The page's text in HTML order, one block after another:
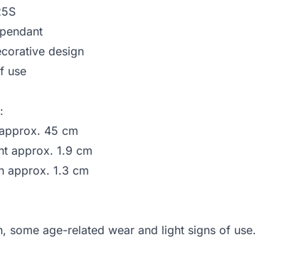
design
use
45 cm
approx. 1.9 cm
approx. 1.3 cm
some age-related wear and light signs of use.